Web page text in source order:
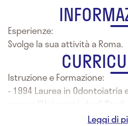
Esperienze:
Svolge la sua attività a Roma.
Istruzione e Formazione:
- 1994 Laurea in Odontoiatria
presso l'Università degli Studi